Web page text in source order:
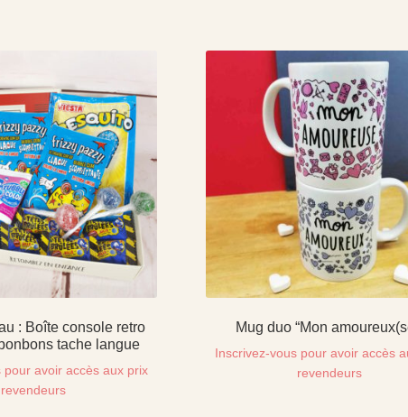
: Boîte console retro
tache langue
pour avoir accès aux prix
revendeurs
Mug duo “Mon
Inscrivez-vous pour avoir accès
revendeurs